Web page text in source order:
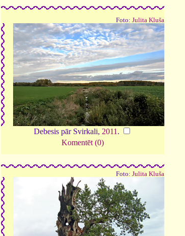
Foto: Julita Kluša
Debesis pār Svirkali, 2011 .
Komentēt (0)
Foto: Julita Kluša